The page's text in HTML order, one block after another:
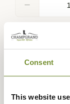
Consent
This website
remove